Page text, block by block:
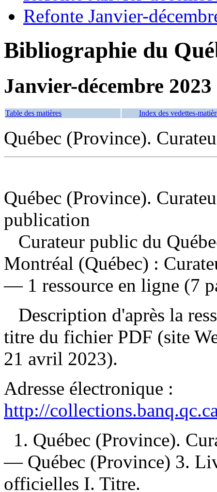
Refonte Janvier-
Bibliographie du
Janvier-décembre 2023
Table des matières Index des vedettes-
Québec (Province).
Québec (Province).
publication
Curateur public du
Montréal (Québec) :
— 1 ressource en ligne (7
Description d'après la
titre du fichier PDF (site
21 avril 2023).
Adresse électronique :
http://
1. Québec (Province).
— Québec (Province) 3.
officielles I. Titre.